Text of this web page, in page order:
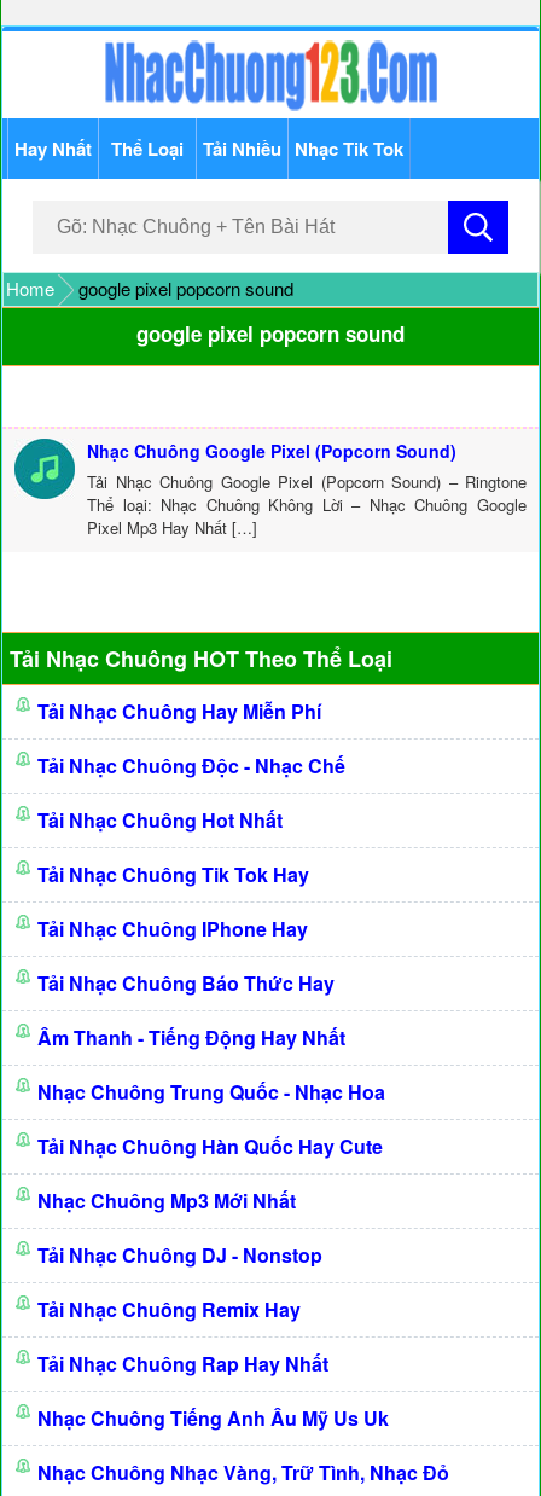
Hay Nhất Thể Loại Tải Nhiều Nhạc Tik Tok
Home google pixel popcorn sound
google pixel popcorn sound
Nhạc Chuông Google Pixel (Popcorn Sound)
Tải Nhạc Chuông Google Pixel (Popcorn Sound) – Ringtone
Thể loại: Nhạc Chuông Không Lời – Nhạc Chuông Google
Pixel Mp3 Hay Nhất […]
Tải Nhạc Chuông HOT Theo Thể Loại
Tải Nhạc Chuông Hay Miễn Phí
Tải Nhạc Chuông Độc - Nhạc Chế
Tải Nhạc Chuông Hot Nhất
Tải Nhạc Chuông Tik Tok Hay
Tải Nhạc Chuông IPhone Hay
Tải Nhạc Chuông Báo Thức Hay
Âm Thanh - Tiếng Động Hay Nhất
Nhạc Chuông Trung Quốc - Nhạc Hoa
Tải Nhạc Chuông Hàn Quốc Hay Cute
Nhạc Chuông Mp3 Mới Nhất
Tải Nhạc Chuông DJ - Nonstop
Tải Nhạc Chuông Remix Hay
Tải Nhạc Chuông Rap Hay Nhất
Nhạc Chuông Tiếng Anh Âu Mỹ Us Uk
Nhạc Chuông Nhạc Vàng, Trữ Tình, Nhạc Đỏ